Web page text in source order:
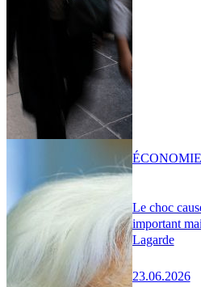
Le choc
important
Lagarde
23.06.2026
ÉCONOMIE